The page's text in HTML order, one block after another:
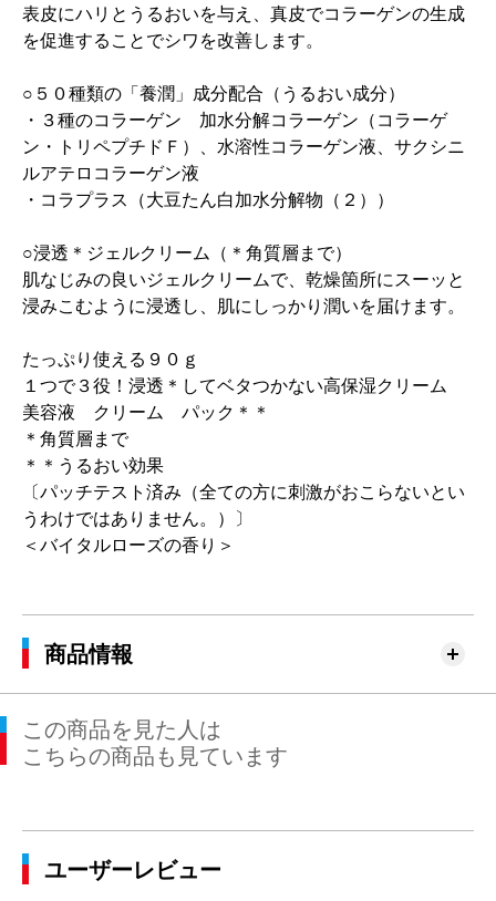
表皮にハリとうるおいを与え、真皮でコラーゲンの生成
を促進することでシワを改善します。
○５０種類の「養潤」成分配合（うるおい成分）
・３種のコラーゲン 加水分解コラーゲン（コラーゲ
ン・トリペプチドＦ）、水溶性コラーゲン液、サクシニ
ルアテロコラーゲン液
・コラプラス（大豆たん白加水分解物（２））
○浸透＊ジェルクリーム（＊角質層まで）
肌なじみの良いジェルクリームで、乾燥箇所にスーッと
浸みこむように浸透し、肌にしっかり潤いを届けます。
たっぷり使える９０ｇ
１つで３役！浸透＊してベタつかない高保湿クリーム
美容液 クリーム パック＊＊
＊角質層まで
＊＊うるおい効果
〔パッチテスト済み（全ての方に刺激がおこらないとい
うわけではありません。）〕
＜バイタルローズの香り＞
商品情報
この商品を見た人は
こちらの商品も見ています
ユーザーレビュー